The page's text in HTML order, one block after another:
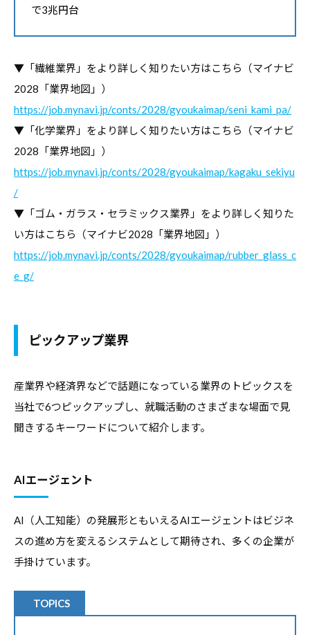
で3兆円台
▼「繊維業界」をより詳しく知りたい方はこちら（マイナビ
2028「業界地図」）
https://job.mynavi.jp/conts/2028/gyoukaimap/seni_kami_pa/
▼「化学業界」をより詳しく知りたい方はこちら（マイナビ
2028「業界地図」）
https://job.mynavi.jp/conts/2028/gyoukaimap/kagaku_sekiyu
/
▼「ゴム・ガラス・セラミックス業界」をより詳しく知りた
い方はこちら（マイナビ2028「業界地図」）
https://job.mynavi.jp/conts/2028/gyoukaimap/rubber_glass_c
e_g/
ピックアップ業界
産業界や経済界などで話題になっている業界のトピックスを
当社で6つピックアップし、就職活動のさまざまな場面で見
聞きするキーワードについて紹介します。
AIエージェント
AI（人工知能）の発展形ともいえるAIエージェントはビジネ
スの進め方を変えるシステムとして期待され、多くの企業が
手掛けています。
TOPICS